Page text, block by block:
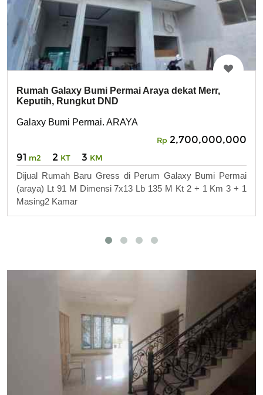
Rumah Galaxy Bumi Permai Araya dekat Merr,
Keputih, Rungkut DND
Galaxy Bumi Permai. ARAYA
Rp 2,700,000,000
91 m2 2 KT 3 KM
Dijual Rumah Baru Gress di Perum Galaxy Bumi Permai
(araya) Lt 91 M Dimensi 7x13 Lb 135 M Kt 2 + 1 Km 3 + 1
Masing2 Kamar